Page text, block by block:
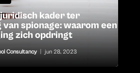
kader ter
spionage: waarom een
zich opdringt
Consultancy jun 28, 2023